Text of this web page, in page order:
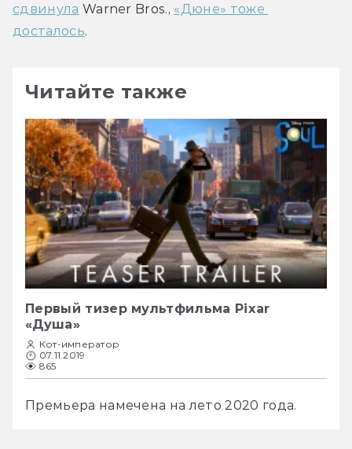
сдвинула Warner Bros., «Дюне» тоже
досталось.
Читайте также
Первый тизер мультфильма Pixar
«Душа»
Кот-император
07.11.2019
865
Премьера намечена на лето 2020 года.